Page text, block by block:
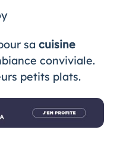
sa cuisine
conviviale.
petits plats.